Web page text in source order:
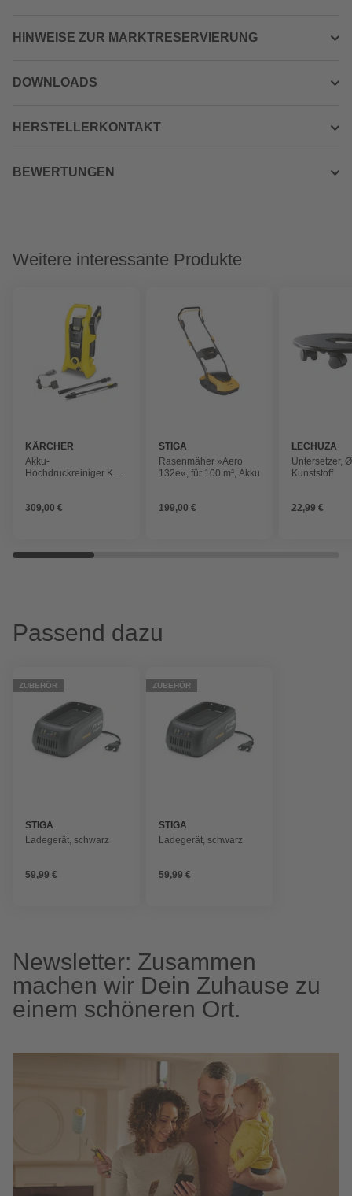
HINWEISE ZUR MARKTRESERVIERUNG
DOWNLOADS
HERSTELLERKONTAKT
BEWERTUNGEN
Weitere interessante Produkte
KÄRCHER
Akku-
Hochdruckreiniger K 2
Akku und Ladegerät
309,00 €
STIGA
Rasenmäher »Aero
132e«, für 100 m², Akku
199,00 €
LECHUZA
Untersetzer,
Kunststoff
22,99 €
Passend dazu
ZUBEHÖR
STIGA
Ladegerät, schwarz
59,99 €
ZUBEHÖR
STIGA
Ladegerät, schwarz
59,99 €
Newsletter: Zusammen
machen wir Dein Zuhause zu
einem schöneren Ort.